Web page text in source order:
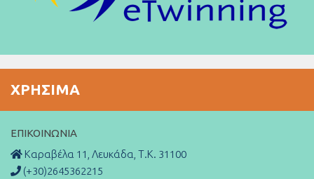
ΧΡΉΣΙΜΑ
ΕΠΙΚΟΙΝΩΝΊΑ
Καραβέλα 11, Λευκάδα, Τ.Κ. 31100
(+30)2645362215